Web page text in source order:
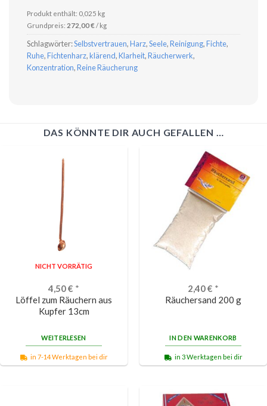
Produkt enthält: 0,025 kg
Grundpreis: 272,00€/ kg
Schlagwörter:Selbstvertrauen,Harz,Seele,Reinigung,Fichte,
Ruhe,Fichtenharz,klärend,Klarheit,Räucherwerk,
Konzentration,Reine Räucherung
DAS KÖNNTE DIR AUCH GEFALLEN …
NICHT VORRÄTIG
4,50€ *
Löffel zum Räuchern aus
Kupfer 13cm
WEITERLESEN
in 7-14 Werktagen bei dir
2,40€ *
Räuchersand 200 g
IN DEN WARENKORB
in 3 Werktagen bei dir